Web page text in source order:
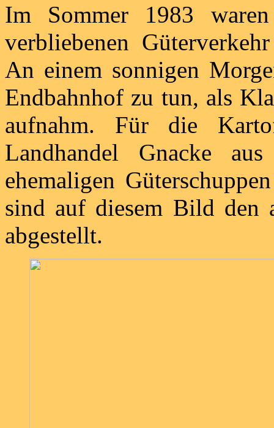
Im Sommer 1983
verbliebenen
An einem sonnigen
Endbahnhof zu tun, als
aufnahm. Für die
Landhandel Gnacke
ehemaligen
sind auf diesem Bild den
abgestellt.